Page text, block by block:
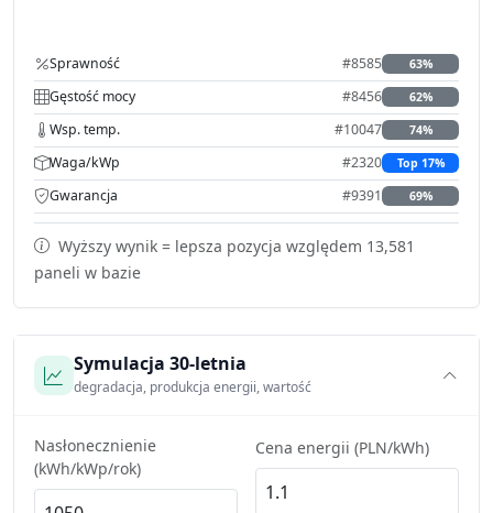
Sprawność #8585 63%
Gęstość mocy #8456 62%
Wsp. temp. #10047 74%
Waga/kWp #2320 Top 17%
Gwarancja #9391 69%
Wyższy wynik = lepsza pozycja względem 13,581
paneli w bazie
Symulacja 30-letnia
degradacja, produkcja energii, wartość
Nasłonecznienie
(kWh/kWp/rok)
Cena energii (PLN/kWh)